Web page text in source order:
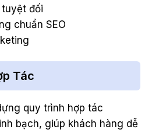
đối
chuẩn SEO
Tác
quy trình hợp tác
bạch, giúp khách hàng dễ